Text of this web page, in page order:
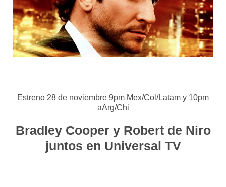
Estreno 28 de noviembre 9pm Mex/Col/Latam y 10pm
aArg/Chi
Bradley Cooper y Robert de Niro
juntos en Universal TV